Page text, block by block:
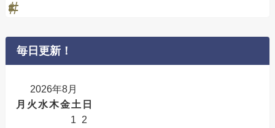
毎日更新！
2026年8月
月 火 水木金土 日
1
2